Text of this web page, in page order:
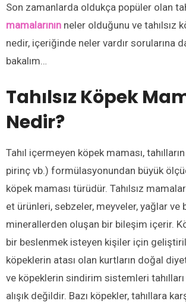
Son zamanlarda oldukça popüler olan
mamalarının neler olduğunu ve tahılsız
nedir, içeriğinde neler vardır sorularına
bakalım…
Tahılsız Köpek
Nedir?
Tahıl içermeyen köpek maması, tahılların
pirinç vb.) formülasyonundan büyük
köpek maması türüdür. Tahılsız
et ürünleri, sebzeler, meyveler, yağlar ve
minerallerden oluşan bir bileşim içerir.
bir beslenmek isteyen kişiler için
köpeklerin atası olan kurtların doğal
ve köpeklerin sindirim sistemleri
alışık değildir. Bazı köpekler, tahıllara